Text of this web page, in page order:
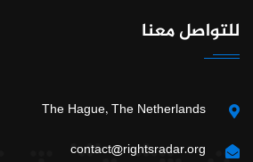
للتواصل معنا
The Hague, The Netherlands
contact@rightsradar.org